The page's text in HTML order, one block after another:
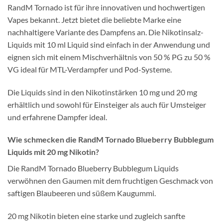
RandM Tornado ist für ihre innovativen und hochwertigen
Vapes bekannt. Jetzt bietet die beliebte Marke eine
nachhaltigere Variante des Dampfens an. Die Nikotinsalz-
Liquids mit 10 ml Liquid sind einfach in der Anwendung und
eignen sich mit einem Mischverhältnis von 50 % PG zu 50 %
VG ideal für MTL-Verdampfer und Pod-Systeme.
Die Liquids sind in den Nikotinstärken 10 mg und 20 mg
erhältlich und sowohl für Einsteiger als auch für Umsteiger
und erfahrene Dampfer ideal.
Wie schmecken die RandM Tornado Blueberry Bubblegum
Liquids mit 20 mg Nikotin?
Die RandM Tornado Blueberry Bubblegum Liquids
verwöhnen den Gaumen mit dem fruchtigen Geschmack von
saftigen Blaubeeren und süßem Kaugummi.
20 mg Nikotin bieten eine starke und zugleich sanfte